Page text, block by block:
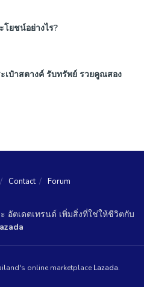
โยชน์อย่างไร?
เป๋าสตางค์ รับทรัพย์ รวยคูณสอง
Contact Forum
อัตเดตเทรนด์ เพิ่มสิ่งที่ใช่ให้ชีวิตกับ
online marketplace Lazada.